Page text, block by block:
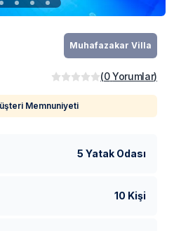
Muhafazakar Villa
(0 Yorumlar)
Memnuniyeti
5 Yatak Odası
10 Kişi